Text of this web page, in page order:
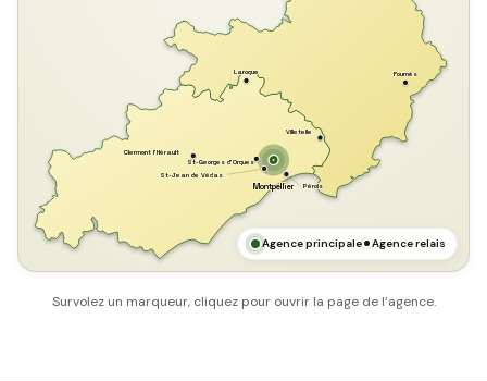
Montpellier Pérols
Laroque Fournès
Villetelle
St-Georges d'Orques
Clermont l'Hérault
St-Jean de Védas
Agence principale Agence relais
Survolez un marqueur, cliquez pour ouvrir la page de l’agence.